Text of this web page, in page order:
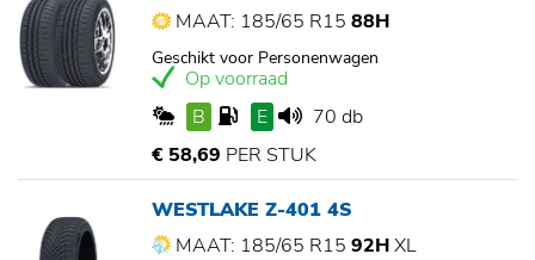
MAAT: 185/65 R15 88H
Geschikt voor Personenwagen
Op voorraad
B
E
70 db
€ 58,69 PER STUK
WESTLAKE Z-401 4S
MAAT: 185/65 R15 92HXL